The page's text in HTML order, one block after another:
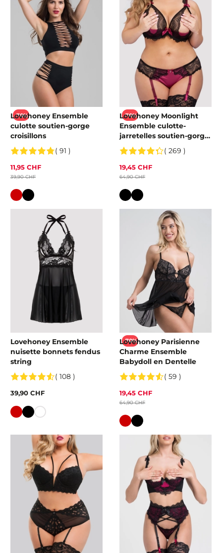
-70%
Lovehoney Ensemble
culotte soutien-gorge
croisillons
( 91 )
11,95 CHF
39,90 CHF
Couleur
-70%
Lovehoney Moonlight
Ensemble culotte-
jarretelles soutien-gorge
ouvert
( 269 )
19,45 CHF
64,90 CHF
Couleur
Lovehoney Ensemble
nuisette bonnets fendus
string
( 108 )
39,90 CHF
Couleur
-70%
Lovehoney Parisienne
Charme Ensemble
Babydoll en Dentelle
( 59 )
19,45 CHF
64,90 CHF
Couleur